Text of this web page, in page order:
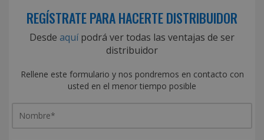
REGÍSTRATE PARA HACERTE DISTRIBUIDOR
Desde aquípodrá ver todas las ventajas de ser
distribuidor
Rellene este formulario y nos pondremos en contacto con
usted en el menor tiempo posible